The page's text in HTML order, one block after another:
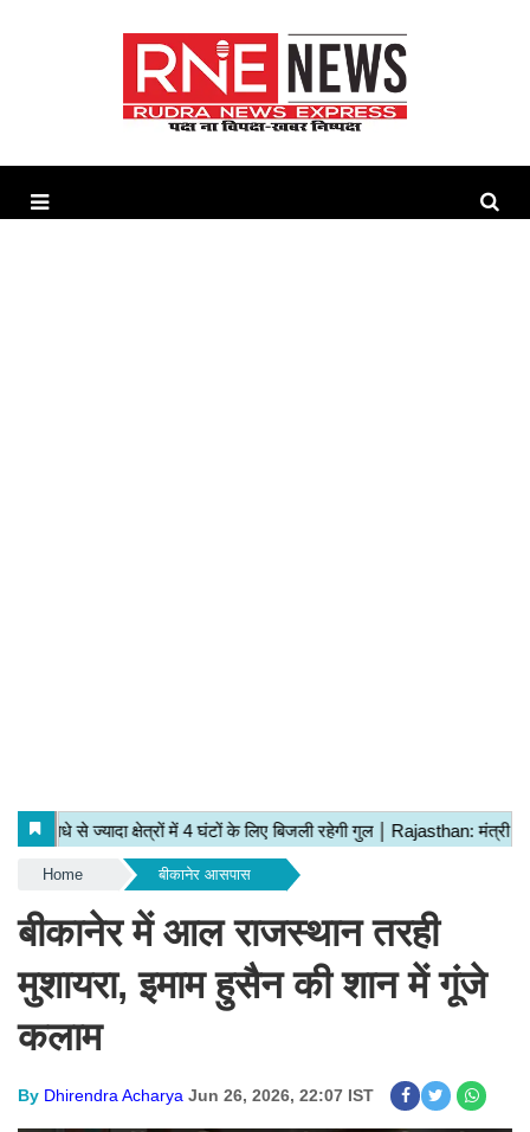
Home बीकानेर आसपास
बीकानेर में आल राजस्थान तरही
मुशायरा, इमाम हुसैन की शान में गूंजे
कलाम
By Dhirendra Acharya Jun 26, 2026, 22:07 IST